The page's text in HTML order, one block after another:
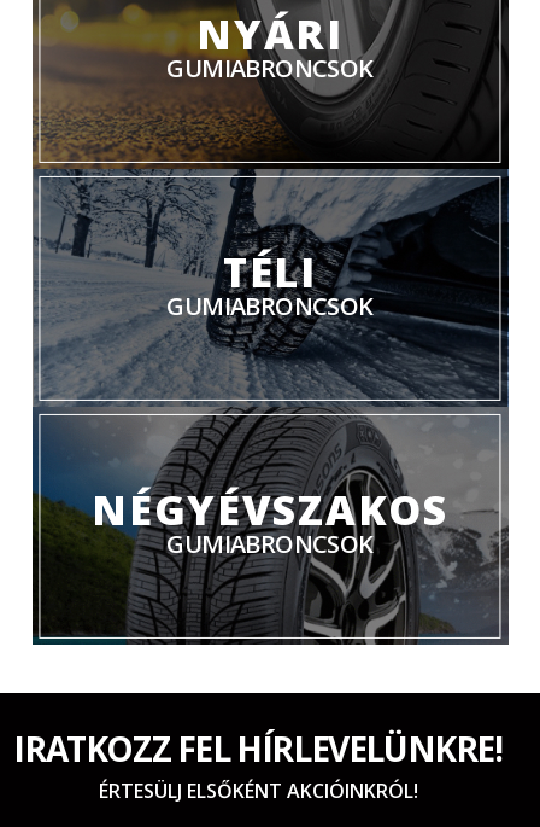
NYÁRI
GUMIABRONCSOK
TÉLI
GUMIABRONCSOK
NÉGYÉVSZAKOS
GUMIABRONCSOK
IRATKOZZ FEL HÍRLEVELÜNKRE!
ÉRTESÜLJ ELSŐKÉNT AKCIÓINKRÓL!